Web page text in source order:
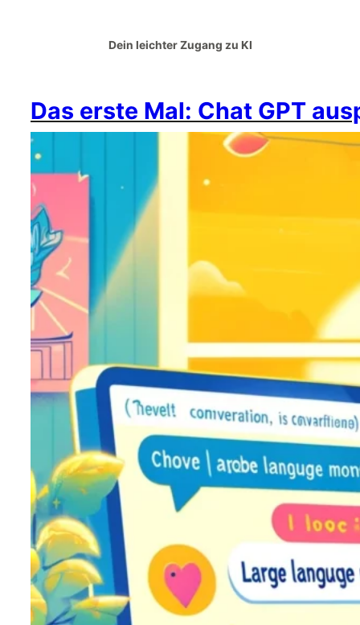
Dein leichter Zugang zu KI
Das erste Mal: Chat GPT